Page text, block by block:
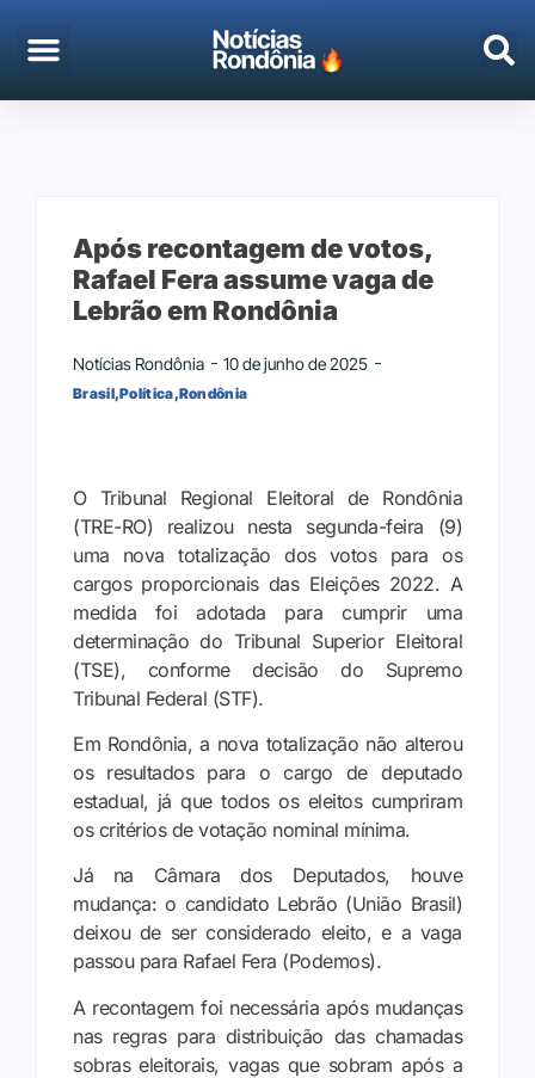
Após recontagem de votos,
Rafael Fera assume vaga de
Lebrão em Rondônia
Notícias Rondônia 10 de junho de 2025
Brasil,Política,Rondônia
O Tribunal Regional Eleitoral de Rondônia
(TRE-RO) realizou nesta segunda-feira (9)
uma nova totalização dos votos para os
cargos proporcionais das Eleições 2022. A
medida foi adotada para cumprir uma
determinação do Tribunal Superior Eleitoral
(TSE), conforme decisão do Supremo
Tribunal Federal (STF).
Em Rondônia, a nova totalização não alterou
os resultados para o cargo de deputado
estadual, já que todos os eleitos cumpriram
os critérios de votação nominal mínima.
Já na Câmara dos Deputados, houve
mudança: o candidato Lebrão (União Brasil)
deixou de ser considerado eleito, e a vaga
passou para Rafael Fera (Podemos).
A recontagem foi necessária após mudanças
nas regras para distribuição das chamadas
sobras eleitorais, vagas que sobram após a